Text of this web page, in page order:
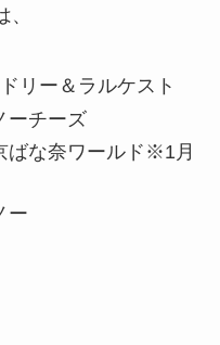
リー＆ラルケスト
ーチーズ
ばな奈ワールド※1月
ー